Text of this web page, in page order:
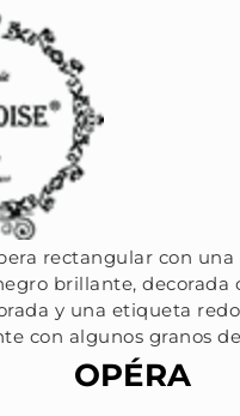
OPÉRA